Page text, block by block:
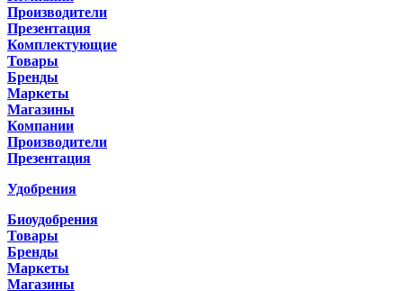
Производители
Презентация
Комплектующие
Товары
Бренды
Маркеты
Магазины
Компании
Производители
Презентация
Удобрения
Биоудобрения
Товары
Бренды
Маркеты
Магазины